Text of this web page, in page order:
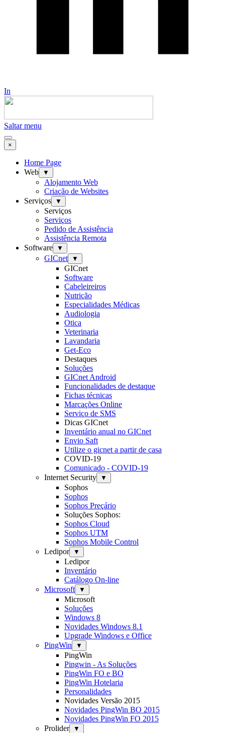
In
Saltar menu
×
Home Page
Web
▼
Alojamento Web
Criação de Websites
Serviços
▼
Serviços
Serviços
Pedido de Assistência
Assistência Remota
Software
▼
GICnet ▼
GICnet
Software
Cabeleireiros
Nutrição
Especialidades Médicas
Audiologia
Otica
Veterinaria
Lavandaria
Get-Eco
Destaques
Soluções
GICnet Android
Funcionalidades de destaque
Fichas técnicas
Marcações Online
Serviço de SMS
Dicas GICnet
Inventário anual no GICnet
Envio Saft
Utilize o gicnet a partir de casa
COVID-19
Comunicado - COVID-19
Internet Security
▼
Sophos
Sophos
Sophos Preçário
Soluções Sophos:
Sophos Cloud
Sophos UTM
Sophos Mobile Control
Ledipor
▼
Ledipor
Inventário
Catálogo On-line
Microsoft
▼
Microsoft
Soluções
Windows 8
Novidades Windows 8.1
Upgrade Windows e Office
PingWin
▼
PingWin
Pingwin - As Soluções
PingWin FO e BO
PingWin Hotelaria
Personalidades
Novidades Versão 2015
Novidades PingWin BO 2015
Novidades PingWin FO 2015
Prolider
▼